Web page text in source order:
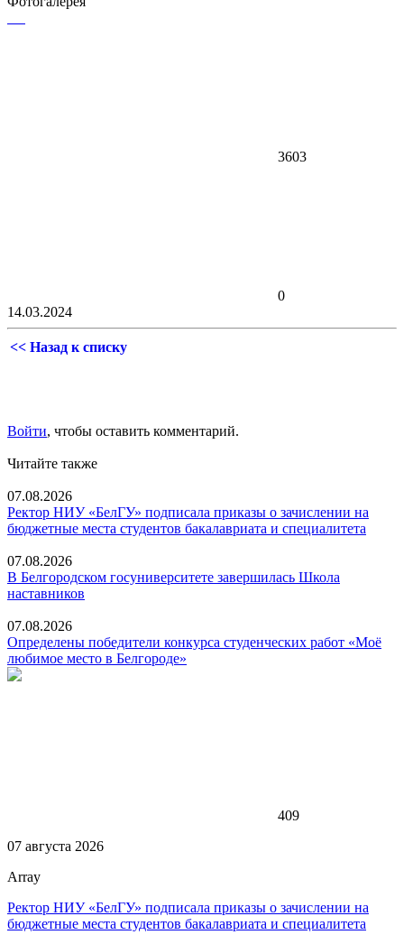
3603
0
14.03.2024
<< Назад к списку
Войти, чтобы оставить комментарий.
Читайте также
07.08.2026
Ректор НИУ «БелГУ» подписала приказы о зачислении на
бюджетные места студентов бакалавриата и специалитета
07.08.2026
В Белгородском госуниверситете завершилась Школа
наставников
07.08.2026
Определены победители конкурса студенческих работ «Моё
любимое место в Белгороде»
409
07 августа 2026
Array
Ректор НИУ «БелГУ» подписала приказы о зачислении на
бюджетные места студентов бакалавриата и специалитета